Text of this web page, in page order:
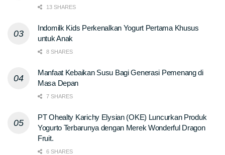
13 SHARES
Indomilk Kids Perkenalkan Yogurt Pertama Khusus
untuk Anak
8 SHARES
Manfaat Kebaikan Susu Bagi Generasi Pemenang di
Masa Depan
7 SHARES
PT Ohealty Karichy Elysian (OKE) Luncurkan Produk
Yogurto Terbarunya dengan Merek Wonderful Dragon
Fruit.
6 SHARES